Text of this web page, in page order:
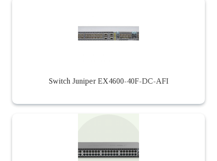
Switch Juniper EX4600-40F-DC-AFI